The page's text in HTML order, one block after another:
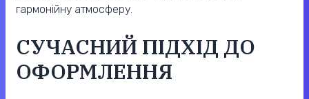
гармонійну атмосферу.
СУЧАСНИЙ ПІДХІД ДО
ОФОРМЛЕННЯ